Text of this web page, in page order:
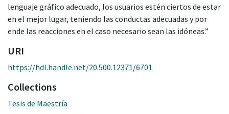
lenguaje gráfico adecuado, los usuarios estén ciertos de estar
en el mejor lugar, teniendo las conductas adecuadas y por
ende las reacciones en el caso necesario sean las idóneas.”
URI
https://hdl.handle.net/20.500.12371/6701
Collections
Tesis de Maestría